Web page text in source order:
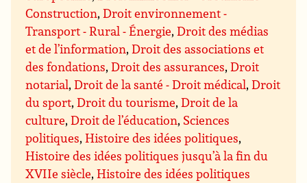
Construction,Droit environnement -
Transport - Rural - Énergie,Droit des médias
et de l’information,Droit des associations et
des fondations,Droit des assurances,Droit
notarial,Droit de la santé - Droit médical,Droit
du sport,Droit du tourisme,Droit de la
culture,Droit de l’éducation, Sciences
politiques,Histoire des idées politiques,
Histoire des idées politiques jusqu’à la fin du
XVIIe siècle,Histoire des idées politiques